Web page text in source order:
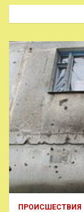
к
ПРОИСШЕСТВИЯ